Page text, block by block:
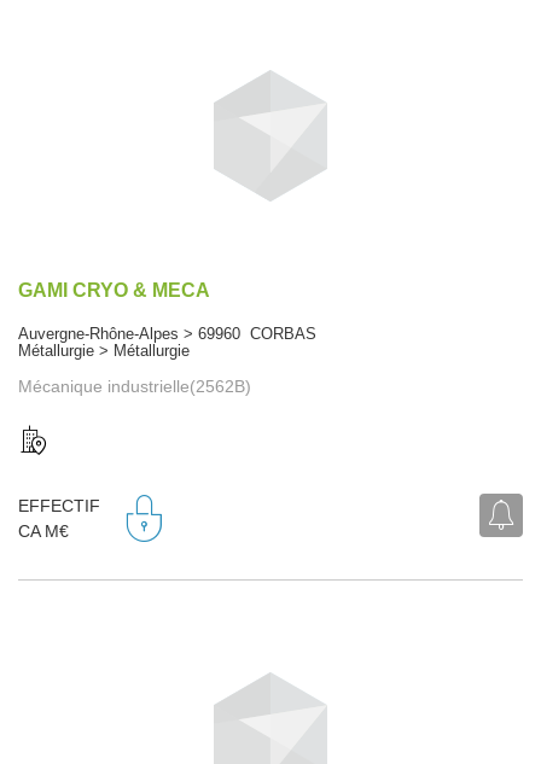
GAMI CRYO & MECA
Auvergne-Rhône-Alpes > 69960 CORBAS
Métallurgie > Métallurgie
Mécanique industrielle(2562B)
EFFECTIF
CA M€